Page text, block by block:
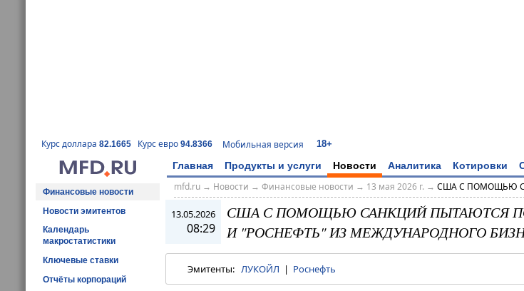
Курс доллара 82.1665 Курс евро 94.8366 Мобильная версия 18+
Главная Продукты и услуги Новости Аналитика Котировки
Финансовые новости
Новости эмитентов
Календарь
макростатистики
Ключевые ставки
Отчёты корпораций
mfd.ru→ Новости → Финансовые новости → 13 мая 2026 г. → США С ПОМОЩЬЮ
13.05.2026
08:29
США С ПОМОЩЬЮ САНКЦИЙ ПЫТАЮТСЯ
И "РОСНЕФТЬ" ИЗ МЕЖДУНАРОДНОГО
Эмитенты: ЛУКОЙЛ | Роснефть